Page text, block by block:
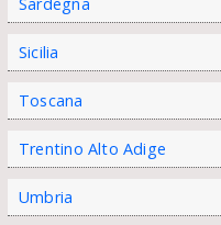
Sicilia
Toscana
Trentino Alto Adige
Umbria